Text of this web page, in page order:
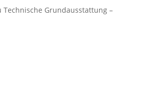
Technische Grundausstattung –